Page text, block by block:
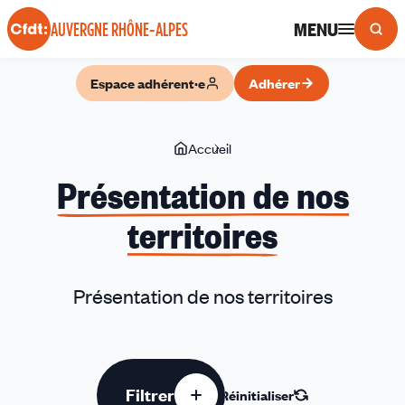
Panneau de gestion des cookies
AUVERGNE RHÔNE-ALPES MENU
Espace adhérent·e Adhérer
Vous
ici
Accueil
nos
Présentation de nos
territoires
Présentation de nos territoires
Filtrer Réinitialiser